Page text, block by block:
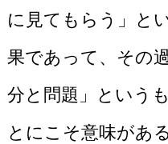
に見てもらう」と
果であって、その
分と問題」という
とにこそ意味があ